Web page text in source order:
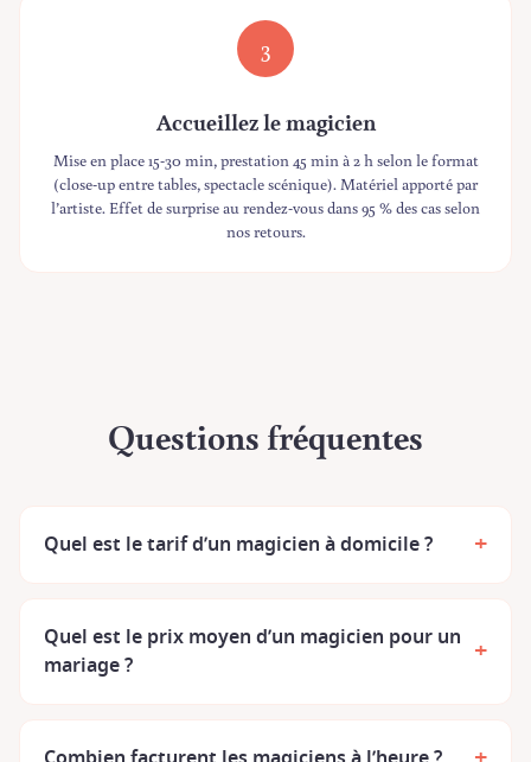
3
Accueillez le magicien
Mise en place 15-30 min, prestation 45 min à 2 h selon le format
(close-up entre tables, spectacle scénique). Matériel apporté par
l’artiste. Effet de surprise au rendez-vous dans 95 % des cas selon
nos retours.
Questions fréquentes
Quel est le tarif d’un magicien à domicile ? +
Quel est le prix moyen d’un magicien pour un
mariage ?
+